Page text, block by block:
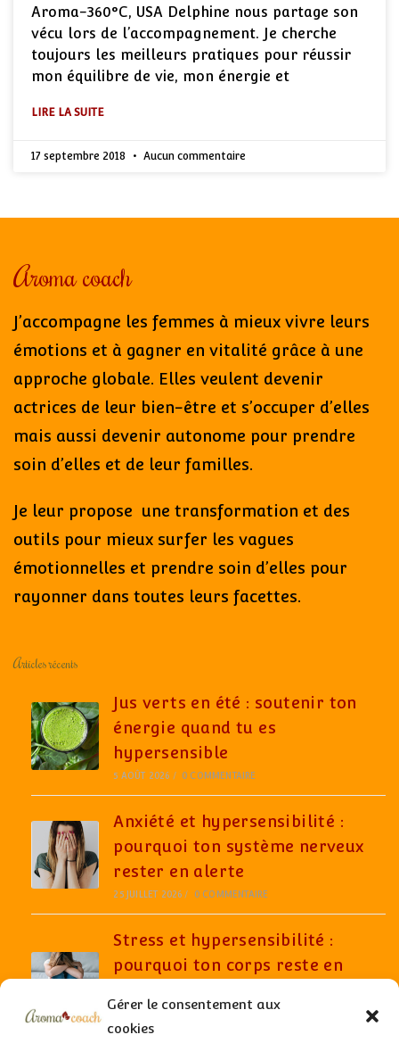
Gérer le consentement aux
cookies
Aroma-360°C, USA Delphine nous partage son
vécu lors de l’accompagnement. Je cherche
toujours les meilleurs pratiques pour réussir
mon équilibre de vie, mon énergie et
LIRE LA SUITE
17 septembre 2018 Aucun commentaire
Aroma coach
J’accompagne les femmes à mieux vivre leurs
émotions et à gagner en vitalité grâce à une
approche globale. Elles veulent devenir
actrices de leur bien-être et s’occuper d’elles
mais aussi devenir autonome pour prendre
soin d’elles et de leur familles.
Je leur propose une transformation et des
outils pour mieux surfer les vagues
émotionnelles et prendre soin d’elles pour
rayonner dans toutes leurs facettes.
Articles récents
Jus verts en été : soutenir ton
énergie quand tu es
hypersensible
5 AOÛT 2026 / 0 COMMENTAIRE
Anxiété et hypersensibilité :
pourquoi ton système nerveux
rester en alerte
25 JUILLET 2026 / 0 COMMENTAIRE
Stress et hypersensibilité :
pourquoi ton corps reste en
aller bien